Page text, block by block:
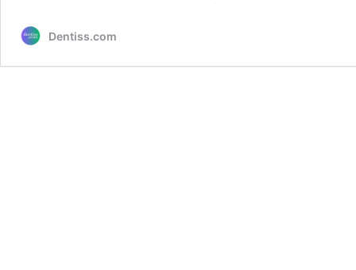
Dentiss.com